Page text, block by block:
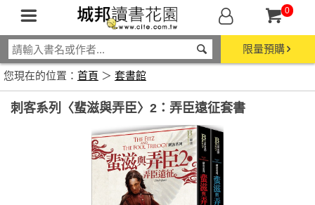
0
限量預購
您現在的位置： 首頁 ＞ 套書館
刺客系列〈蜚滋與弄臣〉2：弄臣遠征套書